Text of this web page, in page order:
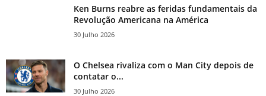
Ken Burns reabre as feridas fundamentais da
Revolução Americana na América
30 Julho 2026
O Chelsea rivaliza com o Man City depois de
contatar o...
30 Julho 2026